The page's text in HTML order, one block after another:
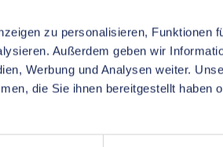
zu personalisieren, Funktionen
Außerdem geben wir
Werbung und Analysen weiter.
die Sie ihnen bereitgestellt haben
HP-ECO Iso
Niederspannung mit
Gewinde, M5,
Niederspannung mit